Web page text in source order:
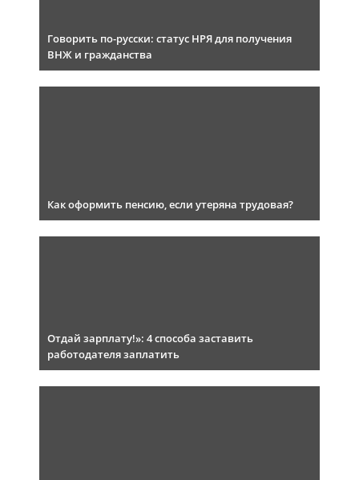
Говорить по-русски: статус НРЯ для получения
ВНЖ и гражданства
Как оформить пенсию, если утеряна трудовая?
Отдай зарплату!»: 4 способа заставить
работодателя заплатить